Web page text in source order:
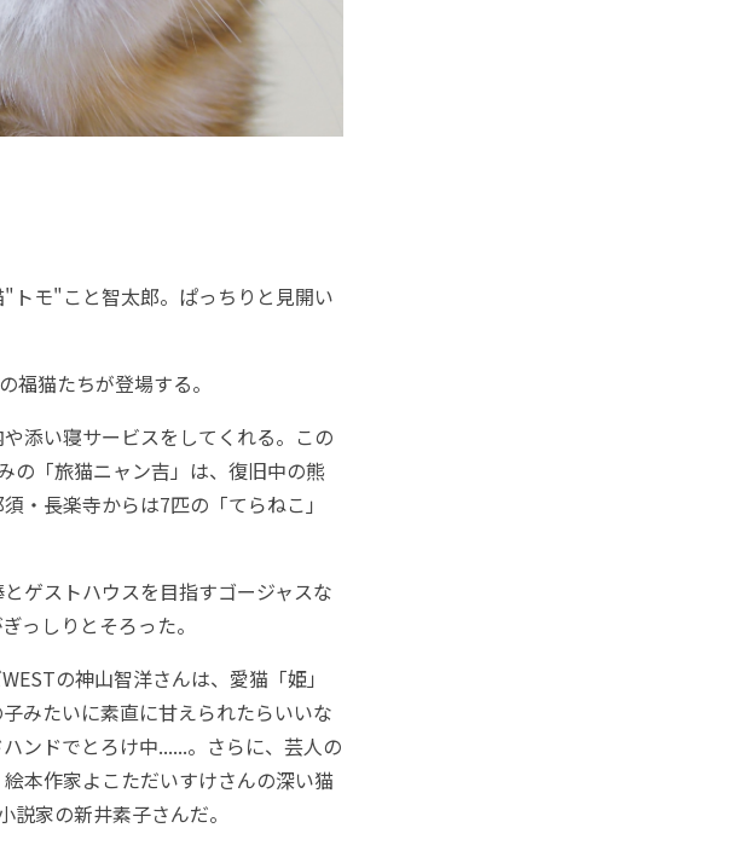
モ"こと智太郎。ぱっちりと見開い
猫たちが登場する。
添い寝サービスをしてくれる。この
の「旅猫ニャン吉」は、復旧中の熊
・長楽寺からは7匹の「てらねこ」
ゲストハウスを目指すゴージャスな
っしりとそろった。
の神山智洋さんは、愛猫「姫」
みたいに素直に甘えられたらいいな
ンドでとろけ中......。さらに、芸人の
本作家よこただいすけさんの深い猫
家の新井素子さんだ。